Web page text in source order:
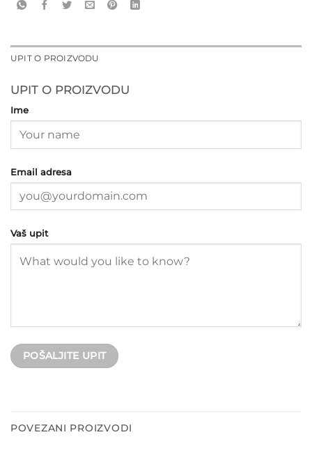
UPIT O PROIZVODU
UPIT O PROIZVODU
Ime
Email adresa
Vaš upit
POVEZANI PROIZVODI